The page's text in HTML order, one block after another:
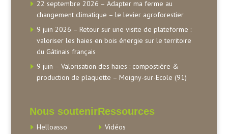
22 septembre 2026 – Adapter ma ferme au
changement climatique – le levier agroforestier
9 juin 2026 – Retour sur une visite de plateforme :
valoriser les haies en bois énergie sur le territoire
du Gâtinais français
9 juin – Valorisation des haies : compostière &
production de plaquette – Moigny-sur-Ecole (91)
Nous soutenir
Helloasso
Ressources
Vidéos